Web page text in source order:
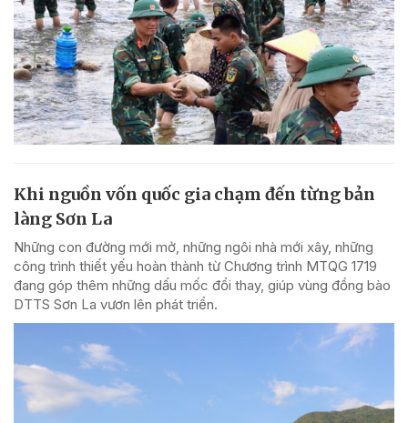
Khi nguồn vốn quốc gia chạm đến từng bản
làng Sơn La
Những con đường mới mở, những ngôi nhà mới xây, những
công trình thiết yếu hoàn thành từ Chương trình MTQG 1719
đang góp thêm những dấu mốc đổi thay, giúp vùng đồng bào
DTTS Sơn La vươn lên phát triển.